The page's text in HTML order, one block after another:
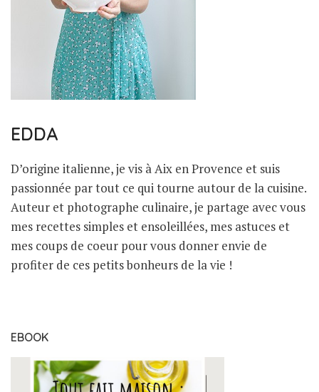
EDDA
D’origine italienne, je vis à Aix en Provence et suis
passionnée par tout ce qui tourne autour de la cuisine.
Auteur et photographe culinaire, je partage avec vous
mes recettes simples et ensoleillées, mes astuces et
mes coups de coeur pour vous donner envie de
profiter de ces petits bonheurs de la vie !
EBOOK